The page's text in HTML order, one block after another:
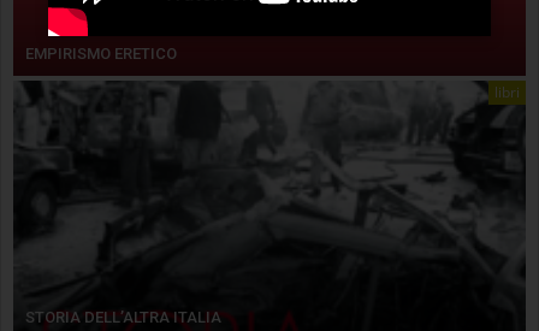
EMPIRISMO ERETICO
libri
STORIA DELL’ALTRA ITALIA